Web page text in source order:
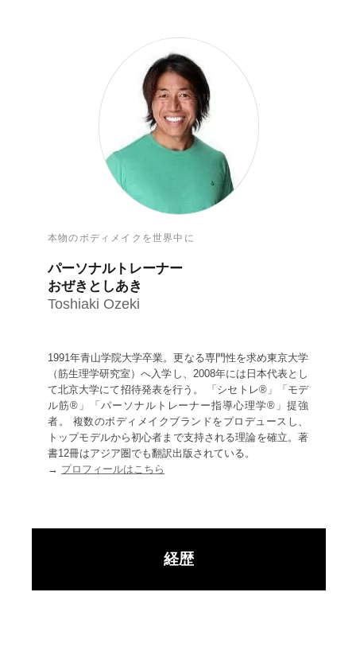
本物のボディメイクを世界中に
パーソナルトレーナー
おぜきとしあき
Toshiaki Ozeki
1991年青山学院大学卒業。更なる専門性を求め東京大学
（筋生理学研究室）へ入学し、2008年には日本代表とし
て北京大学にて招待発表を行う。 「シセトレ®」「モデ
ル筋®」「パーソナルトレーナー指導心理学®」提強
者。 複数のボディメイクブランドをプロデュースし、
トップモデルから初心者まで支持される理論を確立。著
書12冊はアジア圏でも翻訳出版されている。
→ プロフィールはこちら
経歴